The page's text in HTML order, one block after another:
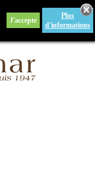
J'accepte
Plus
d'informations